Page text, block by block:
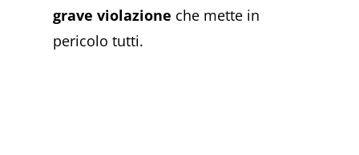
grave violazione che mette in
pericolo tutti.